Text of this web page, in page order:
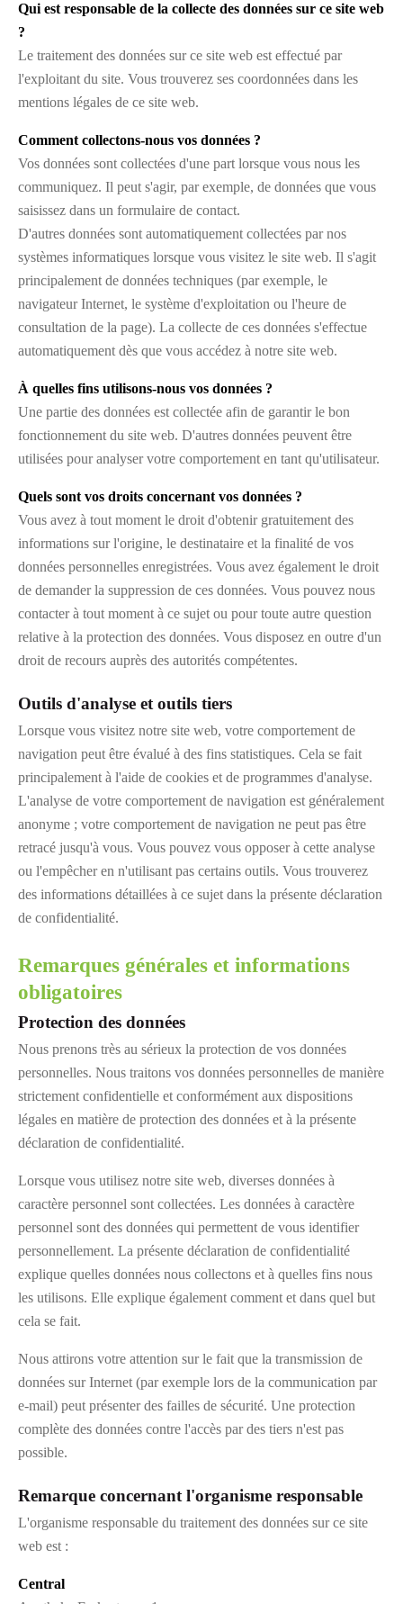
Qui est responsable de la collecte des données sur ce site web
?
Le traitement des données sur ce site web est effectué par
l'exploitant du site. Vous trouverez ses coordonnées dans les
mentions légales de ce site web.
Comment collectons-nous vos données ?
Vos données sont collectées d'une part lorsque vous nous les
communiquez. Il peut s'agir, par exemple, de données que vous
saisissez dans un formulaire de contact.
D'autres données sont automatiquement collectées par nos
systèmes informatiques lorsque vous visitez le site web. Il s'agit
principalement de données techniques (par exemple, le
navigateur Internet, le système d'exploitation ou l'heure de
consultation de la page). La collecte de ces données s'effectue
automatiquement dès que vous accédez à notre site web.
À quelles fins utilisons-nous vos données ?
Une partie des données est collectée afin de garantir le bon
fonctionnement du site web. D'autres données peuvent être
utilisées pour analyser votre comportement en tant qu'utilisateur.
Quels sont vos droits concernant vos données ?
Vous avez à tout moment le droit d'obtenir gratuitement des
informations sur l'origine, le destinataire et la finalité de vos
données personnelles enregistrées. Vous avez également le droit
de demander la suppression de ces données. Vous pouvez nous
contacter à tout moment à ce sujet ou pour toute autre question
relative à la protection des données. Vous disposez en outre d'un
droit de recours auprès des autorités compétentes.
Outils d'analyse et outils tiers
Lorsque vous visitez notre site web, votre comportement de
navigation peut être évalué à des fins statistiques. Cela se fait
principalement à l'aide de cookies et de programmes d'analyse.
L'analyse de votre comportement de navigation est généralement
anonyme ; votre comportement de navigation ne peut pas être
retracé jusqu'à vous. Vous pouvez vous opposer à cette analyse
ou l'empêcher en n'utilisant pas certains outils. Vous trouverez
des informations détaillées à ce sujet dans la présente déclaration
de confidentialité.
Remarques générales et informations
obligatoires
Protection des données
Nous prenons très au sérieux la protection de vos données
personnelles. Nous traitons vos données personnelles de manière
strictement confidentielle et conformément aux dispositions
légales en matière de protection des données et à la présente
déclaration de confidentialité.
Lorsque vous utilisez notre site web, diverses données à
caractère personnel sont collectées. Les données à caractère
personnel sont des données qui permettent de vous identifier
personnellement. La présente déclaration de confidentialité
explique quelles données nous collectons et à quelles fins nous
les utilisons. Elle explique également comment et dans quel but
cela se fait.
Nous attirons votre attention sur le fait que la transmission de
données sur Internet (par exemple lors de la communication par
e-mail) peut présenter des failles de sécurité. Une protection
complète des données contre l'accès par des tiers n'est pas
possible.
Remarque concernant l'organisme responsable
L'organisme responsable du traitement des données sur ce site
web est :
Central